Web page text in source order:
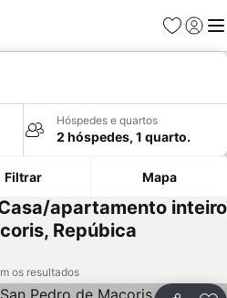
Favoritos
Iniciar
Hóspedes e quartos
2 hóspedes, 1 quarto.
Filtrar Mapa
apartamento inteiro
Repúbica
os resultados